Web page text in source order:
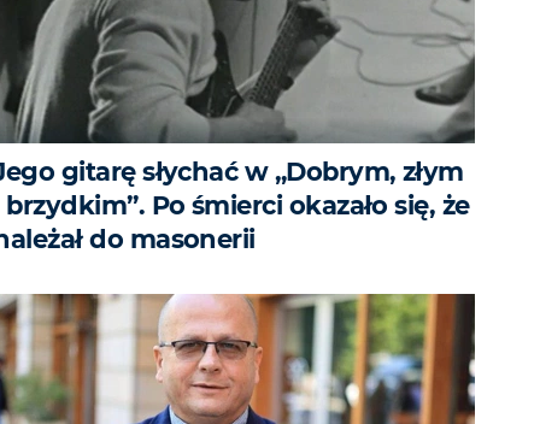
gitarę słychać w „Dobrym, złym
brzydkim”. Po śmierci okazało się, że
do masonerii